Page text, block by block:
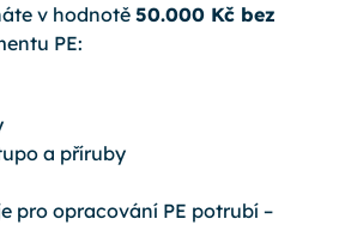
v hodnotě 50.000 Kč bez
PE:
a příruby
pro opracování PE potrubí –